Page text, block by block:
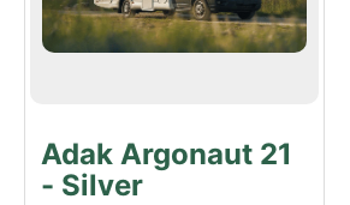
Adak Argonaut 21
- Silver